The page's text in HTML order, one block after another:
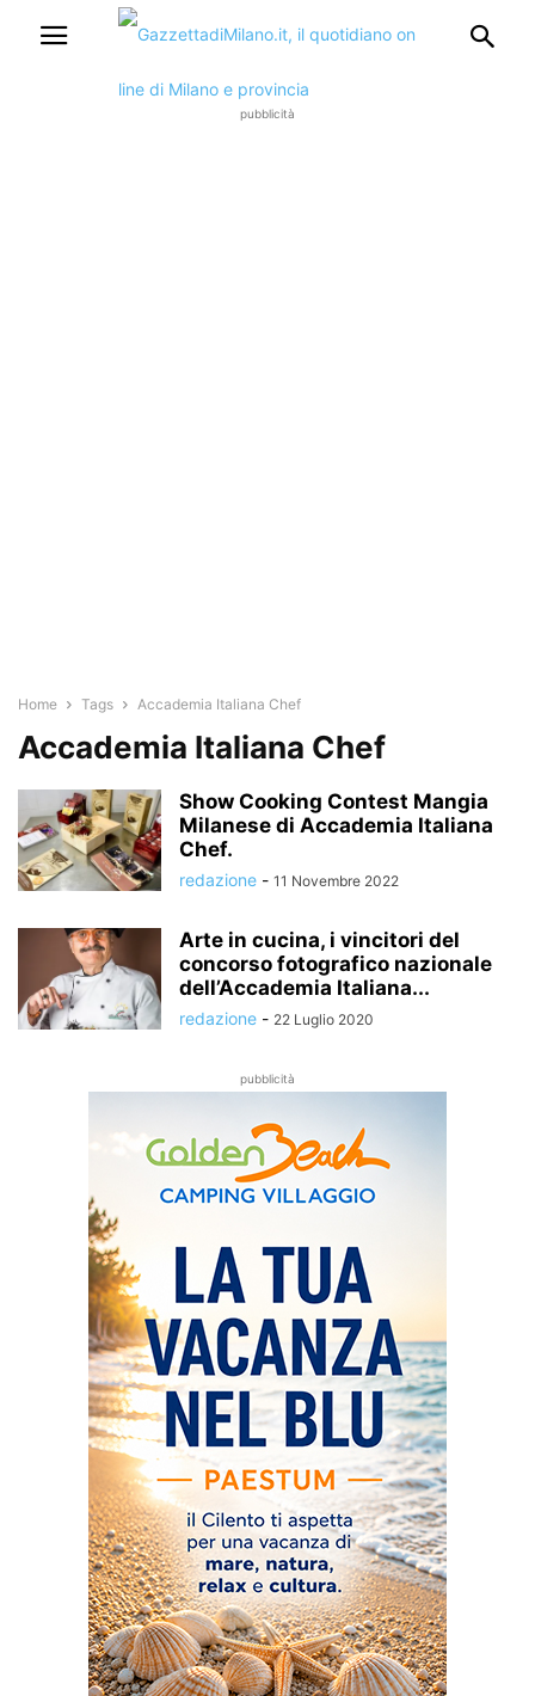
pubblicità
Home Tags Accademia Italiana Chef
Accademia Italiana Chef
Show Cooking Contest Mangia
Milanese di Accademia Italiana
Chef.
redazione - 11 Novembre 2022
Arte in cucina, i vincitori del
concorso fotografico nazionale
dell’Accademia Italiana...
redazione - 22 Luglio 2020
pubblicità